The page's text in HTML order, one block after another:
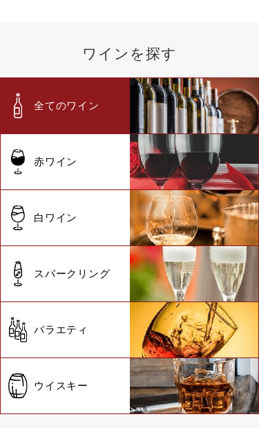
ワインを探す
全てのワイン
赤ワイン
白ワイン
スパークリング
バラエティ
ウイスキー